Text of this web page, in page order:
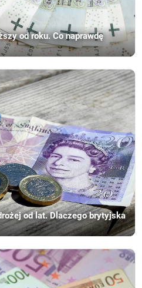
od roku. Co naprawdę
od lat. Dlaczego brytyjska